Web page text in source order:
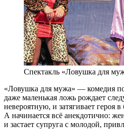
Спектакль «Ловушка для
«Ловушка для мужа» — комедия
даже маленькая ложь рождает
невероятную, и затягивает героя
А начинается всё анекдотично:
и застает супруга с молодой,